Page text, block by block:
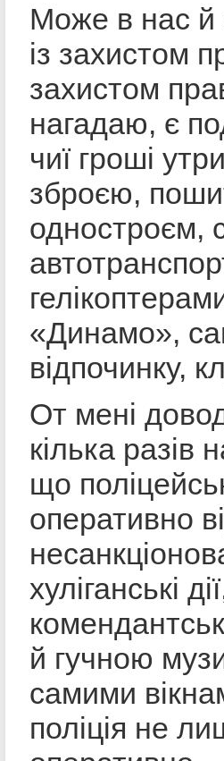
Може в нас й
із захистом
захистом
нагадаю, є
чиї гроші
зброєю,
одностроєм,
«Динамо»,
відпочинку,
От мені
кілька разів
що
оперативно
хуліганські
й гучною
самими
поліція не